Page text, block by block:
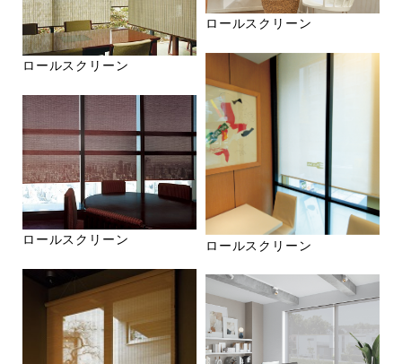
ロールスクリーン
ロールスクリーン
ロールスクリーン
ロールスクリーン